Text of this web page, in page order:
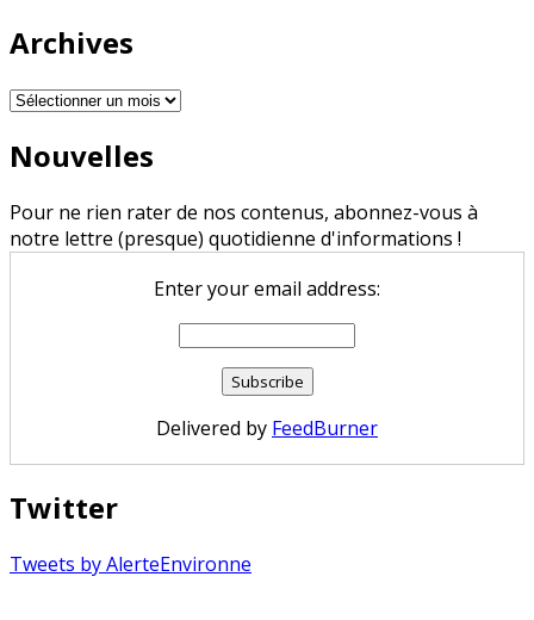
Archives
Archives
Nouvelles
Pour ne rien rater de nos contenus, abonnez-vous à
notre lettre (presque) quotidienne d'informations !
Enter your email address:
Delivered by FeedBurner
Twitter
Tweets by AlerteEnvironne